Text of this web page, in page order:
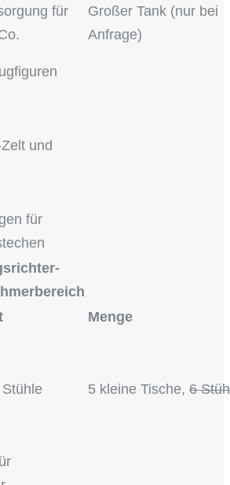
für
Großer Tank (nur bei
Anfrage)
und
für
Menge
5 kleine Tische, 6